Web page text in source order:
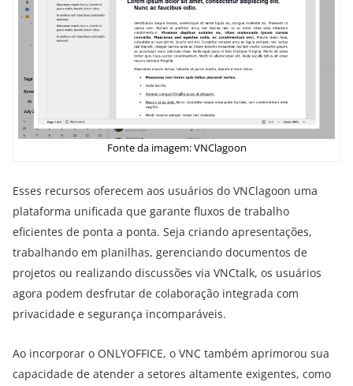
Fonte da imagem: VNClagoon
Esses recursos oferecem aos usuários do VNClagoon uma
plataforma unificada que garante fluxos de trabalho
eficientes de ponta a ponta. Seja criando apresentações,
trabalhando em planilhas, gerenciando documentos de
projetos ou realizando discussões via VNCtalk, os usuários
agora podem desfrutar de colaboração integrada com
privacidade e segurança incomparáveis.
Ao incorporar o ONLYOFFICE, o VNC também aprimorou sua
capacidade de atender a setores altamente exigentes, como